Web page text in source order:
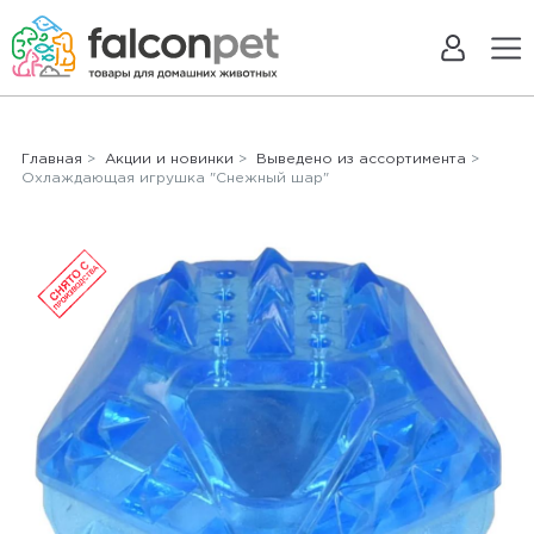
Главная > Акции и новинки > Выведено из ассортимента >
Охлаждающая игрушка "Снежный шар"